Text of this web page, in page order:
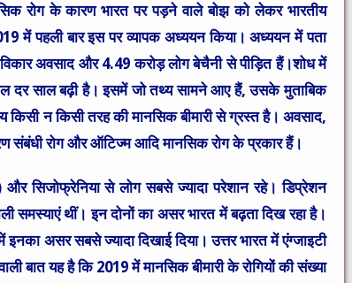
रोग के कारण भारत पर पड़ने वाले बोझ को लेकर भारतीय
में पहली बार इस पर व्यापक अध्ययन किया। अध्ययन में पता
अवसाद और 4.49 करोड़ लोग बेचैनी से पीड़ित हैं।शोध में
दर साल बढ़ी है। इसमें जो तथ्य सामने आए हैं, उसके मुताबिक
किसी न किसी तरह की मानसिक बीमारी से ग्रस्त है। अवसाद,
संबंधी रोग और ऑटिज्म आदि मानसिक रोग के प्रकार हैं।
सिजोफ्रेनिया से लोग सबसे ज्यादा परेशान रहे। डिप्रेशन
समस्याएं थीं। इन दोनों का असर भारत में बढ़ता दिख रहा है।
इनका असर सबसे ज्यादा दिखाई दिया। उत्तर भारत में एंग्जाइटी
बात यह है कि 2019 में मानसिक बीमारी के रोगियों की संख्या